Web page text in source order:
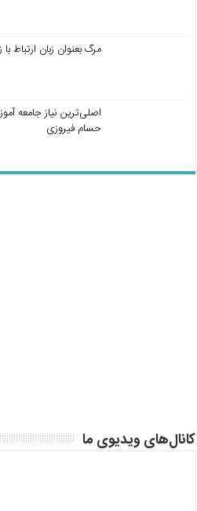
مرگ بعنوان زبان ارتباط
اصلی‌ترین نیاز جامعه
حسام فیروزی
کانال‌های ویدیوی ما